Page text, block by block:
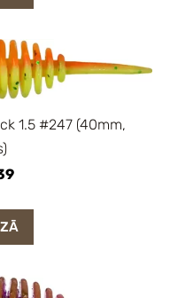
1.5 #247 (40mm,